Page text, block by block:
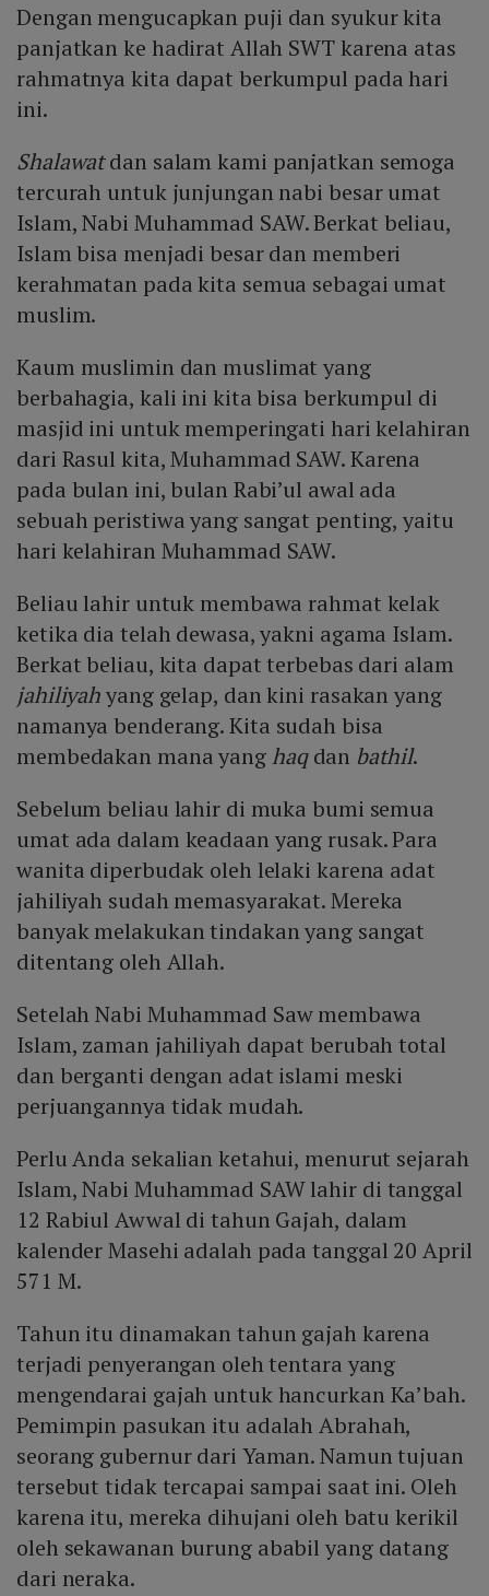
Dengan mengucapkan puji dan syukur kita
panjatkan ke hadirat Allah SWT karena atas
rahmatnya kita dapat berkumpul pada hari
ini.
Shalawatdan salam kami panjatkan semoga
tercurah untuk junjungan nabi besar umat
Islam, Nabi Muhammad SAW. Berkat beliau,
Islam bisa menjadi besar dan memberi
kerahmatan pada kita semua sebagai umat
muslim.
Kaum muslimin dan muslimat yang
berbahagia, kali ini kita bisa berkumpul di
masjid ini untuk memperingati hari kelahiran
dari Rasul kita, Muhammad SAW. Karena
pada bulan ini, bulan Rabi’ul awal ada
sebuah peristiwa yang sangat penting, yaitu
hari kelahiran Muhammad SAW.
Beliau lahir untuk membawa rahmat kelak
ketika dia telah dewasa, yakni agama Islam.
Berkat beliau, kita dapat terbebas dari alam
jahiliyahyang gelap, dan kini rasakan yang
namanya benderang. Kita sudah bisa
membedakan mana yanghaqdan bathil.
Sebelum beliau lahir di muka bumi semua
umat ada dalam keadaan yang rusak. Para
wanita diperbudak oleh lelaki karena adat
jahiliyah sudah memasyarakat. Mereka
banyak melakukan tindakan yang sangat
ditentang oleh Allah.
Setelah Nabi Muhammad Saw membawa
Islam, zaman jahiliyah dapat berubah total
dan berganti dengan adat islami meski
perjuangannya tidak mudah.
Perlu Anda sekalian ketahui, menurut sejarah
Islam, Nabi Muhammad SAW lahir di tanggal
12 Rabiul Awwal di tahun Gajah, dalam
kalender Masehi adalah pada tanggal 20 April
571 M.
Tahun itu dinamakan tahun gajah karena
terjadi penyerangan oleh tentara yang
mengendarai gajah untuk hancurkan Ka’bah.
Pemimpin pasukan itu adalah Abrahah,
seorang gubernur dari Yaman. Namun tujuan
tersebut tidak tercapai sampai saat ini. Oleh
karena itu, mereka dihujani oleh batu kerikil
oleh sekawanan burung ababil yang datang
dari neraka.